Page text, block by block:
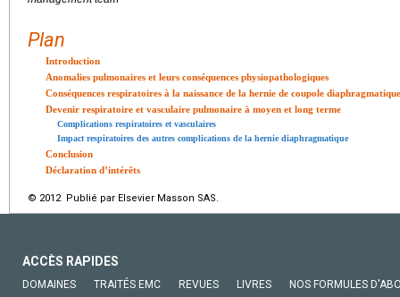
Plan
Introduction
Anomalies pulmonaires et leurs conséquences physiopathologiques
Conséquences respiratoires à la naissance de la hernie de coupole diaphragmatique
Devenir respiratoire et vasculaire pulmonaire à moyen et long terme
Complications respiratoires et vasculaires
Impact respiratoires des autres complications de la hernie diaphragmatique
Conclusion
Déclaration d’intérêts
© 2012 Publié par Elsevier Masson SAS.
ACCÈS RAPIDES
DOMAINES TRAITÉS EMC REVUES LIVRES NOS FORMULES